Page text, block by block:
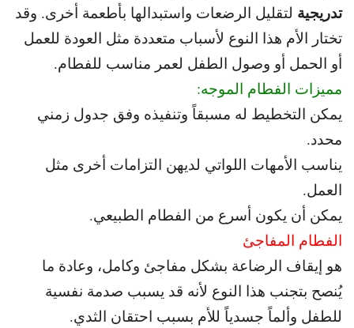
تدريجية لتقليل الرضعات واستبدالها بأطعمة أخرى. وقد
تختار الأم هذا النوع لأسباب متعددة مثل العودة للعمل
أو الحمل أو وصول الطفل لعمر مناسب للفطام.
مميزات الفطام الموجه:
يمكن التخطيط له مسبقاً وتنفيذه وفق جدول زمني
محدد.
يناسب الأمهات اللواتي لديهن التزامات أخرى مثل
العمل.
يمكن أن يكون أسرع من الفطام الطبيعي.
الفطام المفاجئ
هو إيقاف الرضاعة بشكل مفاجئ وكامل، وعادة ما
يُنصح بتجنب هذا النوع لأنه قد يسبب صدمة نفسية
للطفل وألماً جسدياً للأم بسبب احتقان الثدي.